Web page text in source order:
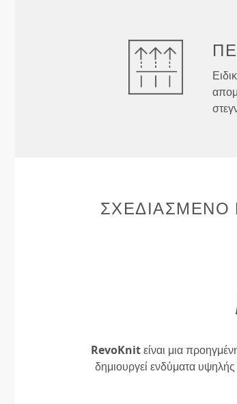
ΣΧΕΔΙΑΣΜΈΝΟ
RevoKnitείναι μια
δημιουργεί ενδύματα